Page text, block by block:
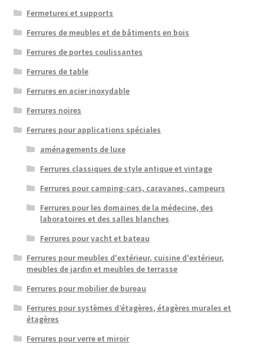
Fermetures et supports
Ferrures de meubles et de bâtiments en bois
Ferrures de portes coulissantes
Ferrures de table
Ferrures en acier inoxydable
Ferrures noires
Ferrures pour applications spéciales
aménagements de luxe
Ferrures classiques de style antique et vintage
Ferrures pour camping-cars, caravanes, campeurs
Ferrures pour les domaines de la médecine, des
laboratoires et des salles blanches
Ferrures pour yacht et bateau
Ferrures pour meubles d'extérieur, cuisine d'extérieur,
meubles de jardin et meubles de terrasse
Ferrures pour mobilier de bureau
Ferrures pour systèmes d’étagères, étagères murales et
étagères
Ferrures pour verre et miroir